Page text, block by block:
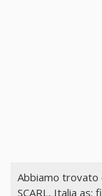
Abbiamo trovato
SCARL, Italia as: